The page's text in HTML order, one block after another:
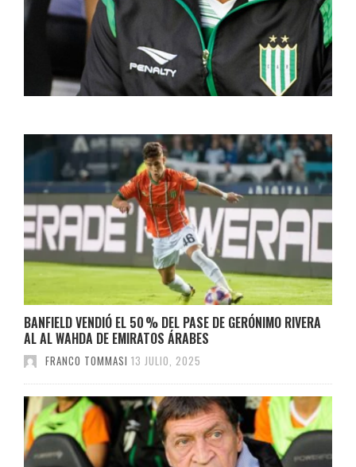
BANFIELD VENDIÓ EL 50 % DEL PASE DE GERÓNIMO RIVERA
AL AL WAHDA DE EMIRATOS ÁRABES
FRANCO TOMMASI 13 JULIO, 2025